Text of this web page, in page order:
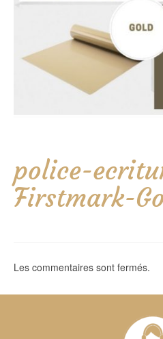
police-
Firstmark-
Les commentaires sont fermés.